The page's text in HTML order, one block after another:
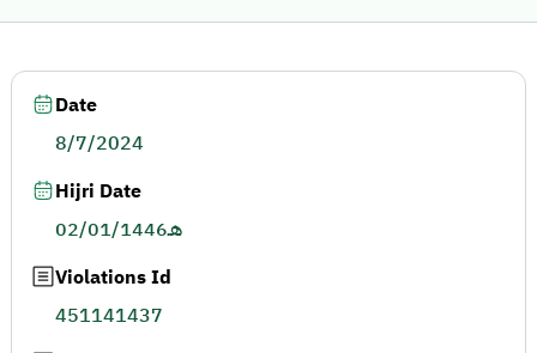
Date
8/7/2024
Hijri Date
02/01/1446هـ
Violations Id
451141437